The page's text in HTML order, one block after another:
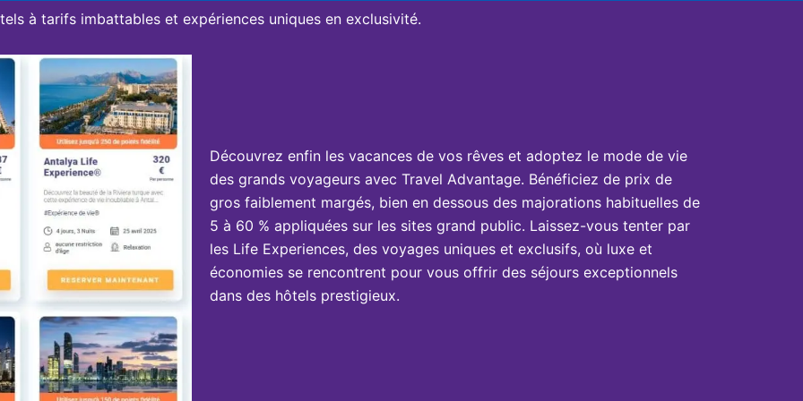
à tarifs imbattables et expériences uniques en exclusivité.
Découvrez enfin les vacances de vos rêves et adoptez le mode de vie
des grands voyageurs avec Travel Advantage. Bénéficiez de prix de
gros faiblement margés, bien en dessous des majorations habituelles de
5 à 60 % appliquées sur les sites grand public. Laissez-vous tenter par
les Life Experiences, des voyages uniques et exclusifs, où luxe et
économies se rencontrent pour vous offrir des séjours exceptionnels
dans des hôtels prestigieux.